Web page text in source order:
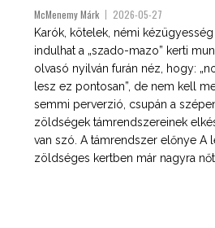
McMenemy Márk 2026-05-27
Karók, kötelek, némi
indulhat a „szado-mazo” kerti
olvasó nyilván furán néz, hogy:
lesz ez pontosan”, de nem kell
semmi perverzió, csupán a
zöldségek támrendszereinek
van szó. A támrendszer előnye A
zöldséges kertben már nagyra nőtt